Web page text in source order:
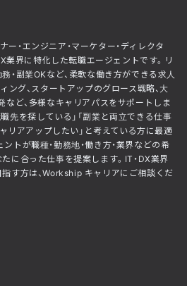
・エンジニア・マーケター・ディレクタ
業界に特化した転職エージェントです。リ
・副業OKなど、柔軟な働き方ができる求人
ング、スタートアップのグロース戦略、大
など、多様なキャリアパスをサポートしま
先を探している」「副業と両立できる仕事
リアアップしたい」と考えている方に最適
トが職種・勤務地・働き方・業界などの希
に合った仕事を提案します。IT・DX業界
す方は、Workship キャリアにご相談くだ